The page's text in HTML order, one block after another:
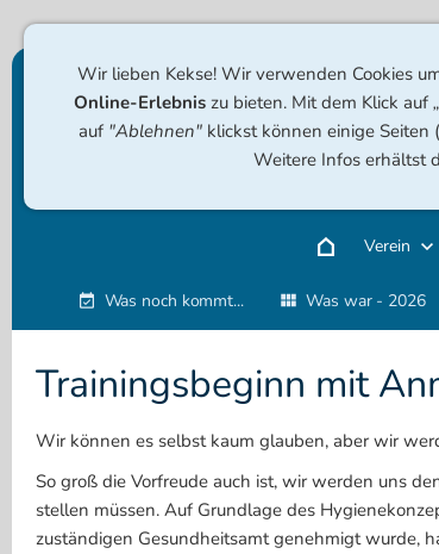
Verein
Was noch kommt... Was war - 2026
Trainingsbeginn mit
Wir können es selbst kaum glauben, aber wir
So groß die Vorfreude auch ist, wir werden uns
stellen müssen. Auf Grundlage des
zuständigen Gesundheitsamt genehmigt wurde,
Wir lieben Kekse! Wir verwenden Cookies
Online-Erlebniszu bieten. Mit dem Klick auf
auf "Ablehnen" klickst können einige Seiten
Weitere Infos erhältst